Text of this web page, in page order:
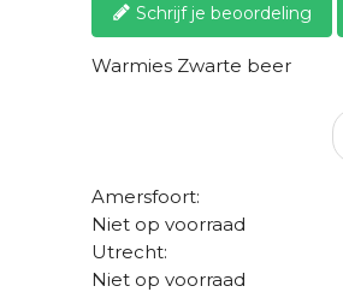
Schrijf je beoordeling
Warmies Zwarte beer
Amersfoort:
Niet op voorraad
Utrecht:
Niet op voorraad